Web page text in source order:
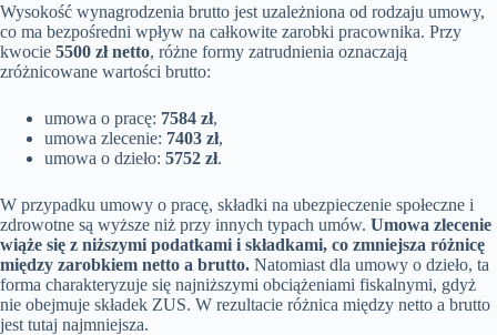
Wysokość wynagrodzenia brutto jest uzależniona od rodzaju umowy,
co ma bezpośredni wpływ na całkowite zarobki pracownika. Przy
kwocie 5500 zł netto, różne formy zatrudnienia oznaczają
zróżnicowane wartości brutto:
umowa o pracę: 7584 zł,
umowa zlecenie: 7403 zł,
umowa o dzieło: 5752 zł.
W przypadku umowy o pracę, składki na ubezpieczenie społeczne i
zdrowotne są wyższe niż przy innych typach umów. Umowa zlecenie
wiąże się z niższymi podatkami i składkami, co zmniejsza różnicę
między zarobkiem netto a brutto. Natomiast dla umowy o dzieło, ta
forma charakteryzuje się najniższymi obciążeniami fiskalnymi, gdyż
nie obejmuje składek ZUS. W rezultacie różnica między netto a brutto
jest tutaj najmniejsza.